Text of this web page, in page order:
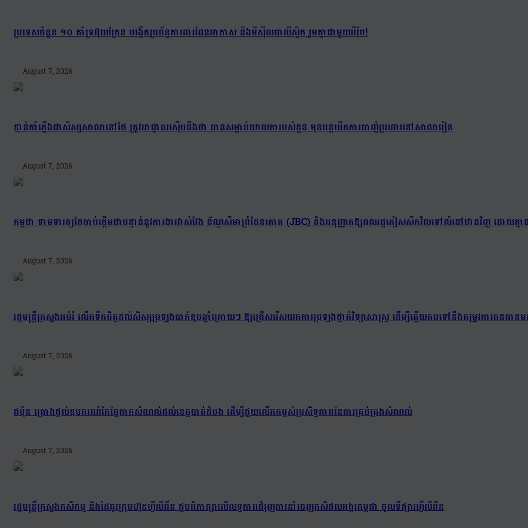
ប្រទេសចំនួន ១០ គាំទ្រអ៊ុយក្រែន បង្កើតប្រព័ន្ធការពារដែនអាកាស និងមីស៊ីលបាលីស្ទិក រួមគ្នាជាមួយអឺរ៉ុប!
August 7, 2026
ខ្មាន់កាំភ្លើងជាសិស្សសាលានៅថៃ ត្រូវអាជ្ញាធរស៊ើបដឹងថា បានសម្លាប់យាយតារបស់ខ្លួន មុនបន្តបើកការបាញ់ប្រហារនៅសាលារៀន
August 7, 2026
កម្ពុជា ទាមទារឲ្យថៃចាប់ផ្តើមជាបន្ទាន់នូវការងារវាស់វែង ខ័ណ្ឌសីមាព្រំដែនគោគ (JBC) និងអនុញ្ញាតឱ្យពលរដ្ឋភៀសសឹកវិលទៅលំនៅឋានវិញ ដោយគ្មាន
August 7, 2026
រដ្ឋមន្រ្តីក្រសួងអប់រំ លើកទឹកចិត្តដល់សិស្សប្រឡងបាក់ឌុបឆ្នាំក្រោយៗ ឱ្យជ្រើសរើសយកការប្រឡងថ្នាក់វិទ្យាសាស្ត្រ ដើម្បីឆ្លើយតបទៅនឹងតម្រូវការធនធា
August 7, 2026
ជប៉ុន គ្រោងផ្តល់ឧបករណ៍កែច្នៃកាកសំណល់ដល់ខេត្តបាត់ដំបង ដើម្បីជួយលើកកម្ពស់ប្រសិទ្ធភាពនៃការគ្រប់គ្រងសំណល់
August 7, 2026
រដ្ឋមន្រ្តីក្រសួងកសិកម្ម និងដៃគូរក្រុមហ៊ុនហ្វីលីពីន ជួបពិភាក្សាលើលទ្ធភាពជំរុញការនាំចេញកសិផលអង្ករកម្ពុជា ចូលទីផ្សារហ្វីលីពីន